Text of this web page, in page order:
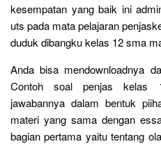
kesempatan yang baik ini
uts pada mata pelajaran
duduk dibangku kelas 12 sma
Anda bisa mendownloadnya
Contoh soal penjas kelas
jawabannya dalam bentuk
materi yang sama dengan
bagian pertama yaitu tentang